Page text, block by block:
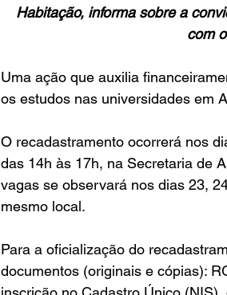
Habitação, informa sobre a
com
Uma ação que auxilia
os estudos nas universidades em
O recadastramento ocorrerá nos
das 14h às 17h, na Secretaria de
vagas se observará nos dias 23,
mesmo local.
Para a oficialização do
documentos (originais e cópias):